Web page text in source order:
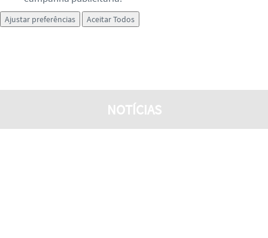
Ajustar preferências Aceitar Todos
NOTÍCIAS